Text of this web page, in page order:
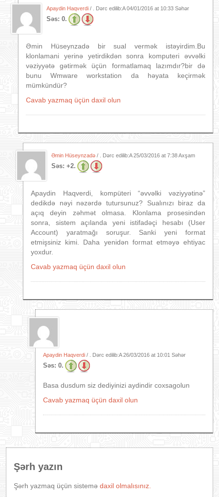
Apaydin Haqverdi / . Dərc edilib:A04/01/2016 at 10:33 Səhər
Səs: 0.
Əmin Hüseynzadə bir sual vermək istəyirdim.Bu
klonlamani yerinə yetirdikdən sonra komputeri əvvəlki
vəziyyətə gətirmək üçün formatlamaq lazımdır?bir də
bunu Wmware workstation da həyata keçirmək
mümkündür?
Cavab yazmaq üçün daxil olun
Əmin Hüseynzadə / . Dərc edilib:A25/03/2016 at 7:38 Axşam
Səs: +2.
Apaydin Haqverdi, kompüteri “əvvəlki vəziyyətinə”
dedikdə nəyi nəzərdə tutursunuz? Sualınızı biraz da
açıq deyin zəhmət olmasa. Klonlama prosesindən
sonra, sistem açılanda yeni istifadəçi hesabı (User
Account) yaratmağı soruşur. Sanki yeni format
etmişsiniz kimi. Daha yenidən format etməyə ehtiyac
yoxdur.
Cavab yazmaq üçün daxil olun
Apaydin Haqverdi / . Dərc edilib:A26/03/2016 at 10:01 Səhər
Səs: 0.
Basa dusdum siz dediyinizi aydindir coxsagolun
Cavab yazmaq üçün daxil olun
Şərh yazın
Şərh yazmaq üçün sistemə daxil olmalısınız.